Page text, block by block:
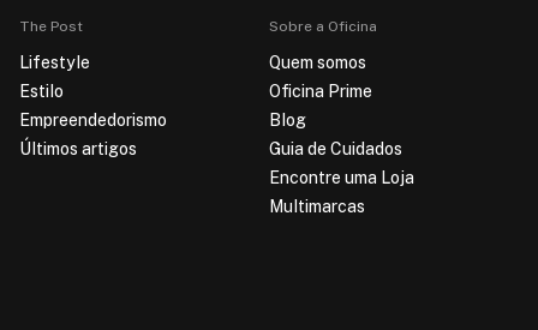
The Post
Lifestyle
Estilo
Empreendedorismo
Últimos artigos
Sobre a Oficina
Quem somos
Oficina Prime
Blog
Guia de Cuidados
Encontre uma Loja
Multimarcas